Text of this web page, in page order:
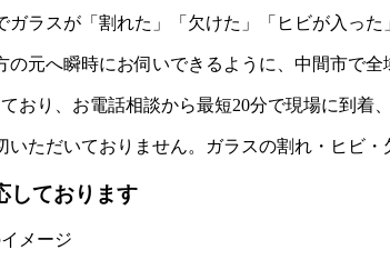
ガラスが「割れた」「欠けた」「ヒビが入っ
の元へ瞬時にお伺いできるように、中間市で
おり、お電話相談から最短20分で現場に到着
いただいておりません。ガラスの割れ・ヒビ
しております